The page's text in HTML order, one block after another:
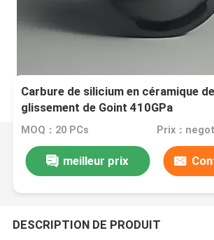
Carbure de silicium en céramique
glissement de Goint 410GPa
MOQ：20 PCs Prix：
meilleur prix
DESCRIPTION DE PRODUIT